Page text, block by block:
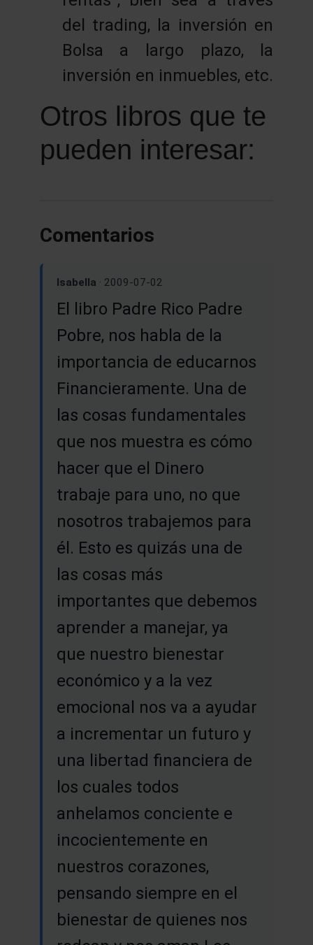
del trading, la inversión en
Bolsa a largo plazo, la
inversión en inmuebles, etc.
Otros libros que te
pueden interesar:
Comentarios
Isabella · 2009-07-02
El libro Padre Rico Padre
Pobre, nos habla de la
importancia de educarnos
Financieramente. Una de
las cosas fundamentales
que nos muestra es cómo
hacer que el Dinero
trabaje para uno, no que
nosotros trabajemos para
él. Esto es quizás una de
las cosas más
importantes que debemos
aprender a manejar, ya
que nuestro bienestar
económico y a la vez
emocional nos va a ayudar
a incrementar un futuro y
una libertad financiera de
los cuales todos
anhelamos conciente e
incocientemente en
nuestros corazones,
pensando siempre en el
bienestar de quienes nos